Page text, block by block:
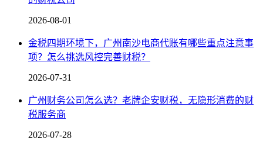
2026-08-01
金税四期环境下，广州南沙电商代账有哪些重点注意事
项？怎么挑选风控完善财税？
2026-07-31
广州财务公司怎么选？老牌企安财税，无隐形消费的财
税服务商
2026-07-28